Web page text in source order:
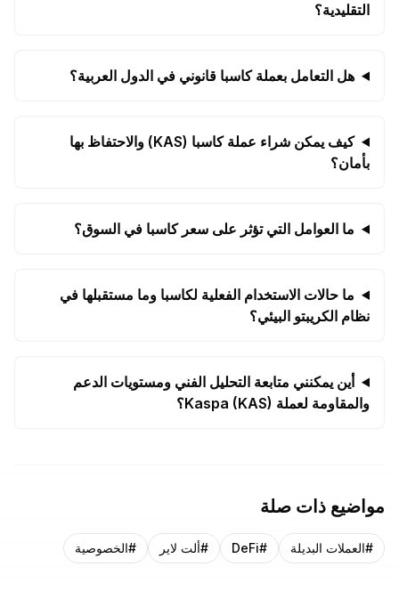
التقليدية؟
هل التعامل بعملة كاسبا قانوني في الدول العربية؟
كيف يمكن شراء عملة كاسبا (KAS) والاحتفاظ بها
بأمان؟
ما العوامل التي تؤثر على سعر كاسبا في السوق؟
ما حالات الاستخدام الفعلية لكاسبا وما مستقبلها في
نظام الكريبتو البيئي؟
أين يمكنني متابعة التحليل الفني ومستويات الدعم
والمقاومة لعملة Kaspa (KAS)؟
مواضيع ذات صلة
#العملات البديلة #
DeFi
#ألت لاير #الخصوصية